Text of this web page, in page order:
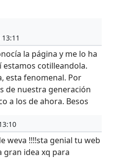
la página y me lo ha
cotilleandola.
esta fenomenal. Por
de nuestra generación
a los de ahora. Besos
weva !!!!sta genial tu web
gran idea xq para